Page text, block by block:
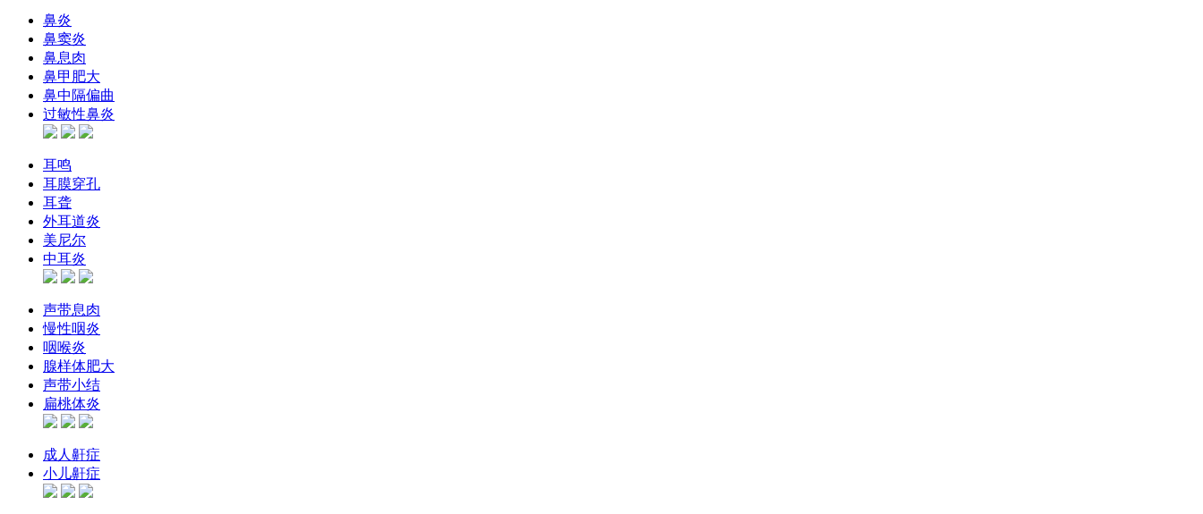
鼻炎
鼻窦炎
鼻息肉
鼻甲肥大
鼻中隔偏曲
过敏性鼻炎
耳鸣
耳膜穿孔
耳聋
外耳道炎
美尼尔
中耳炎
声带息肉
慢性咽炎
咽喉炎
腺样体肥大
声带小结
扁桃体炎
成人鼾症
小儿鼾症